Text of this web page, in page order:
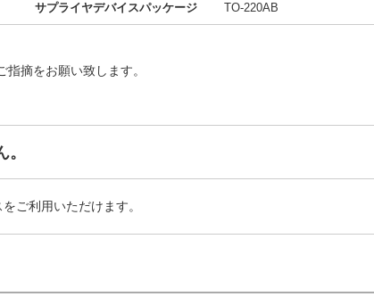
サプライヤデバイスパッケージ TO-220AB
摘をお願い致します。
ご利用いただけます。